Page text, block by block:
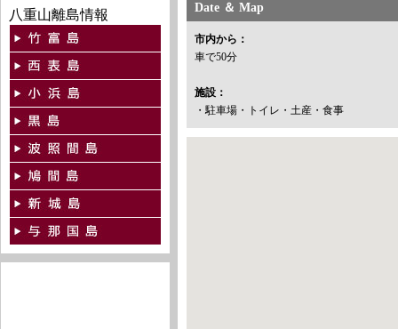
八重山離島情報 Date ＆ Map
市内から：
車で50分
施設：
・駐車場・トイレ・土産・食事